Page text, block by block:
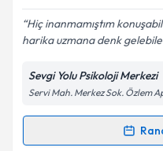
Kişisel verilerimin
Metni'ni okudum
kapsamda
Hiç inanmamıştım
harika uzmana denk
Sevgi Yolu Psikoloji Merkezi
Servi Mah. Merkez Sok. Özlem
Randevu